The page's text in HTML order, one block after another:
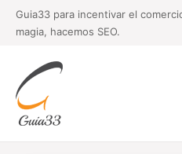
Guia33 para incentivar el
magia, hacemos SEO.